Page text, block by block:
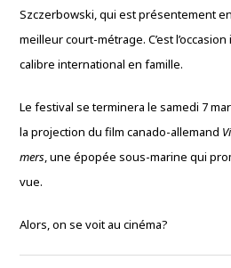
Szczerbowski, qui est présentement
meilleur court-métrage. C’est
calibre international en famille.
Le festival se terminera le samedi 7
la projection du film canado-allemand
mers, une épopée sous-marine qui
vue.
Alors, on se voit au cinéma?